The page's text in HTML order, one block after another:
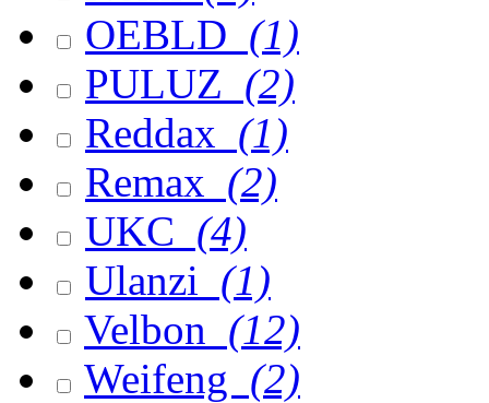
OEBLD (1)
PULUZ (2)
Reddax (1)
Remax (2)
UKC (4)
Ulanzi (1)
Velbon (12)
Weifeng (2)